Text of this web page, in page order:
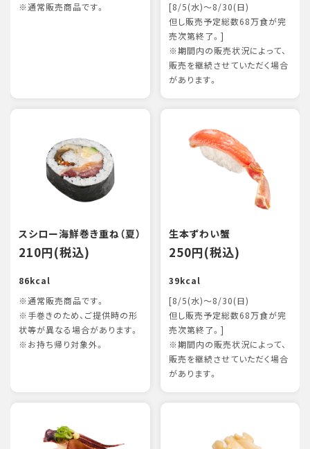
※通常販売商品です。
[8/5(水)～8/30(日)
但し販売予定総数68万食が完
売次第終了。]
※期間内の販売状況によって、
販売を継続させていただく場合
があります。
スシロー海鮮巻き重ね（夏）
210円(税込)
86kcal
※通常販売商品です。
※手巻きのため、ご提供時の形
状等が異なる場合があります。
※お持ち帰り対象外。
生本ずわい蟹
250円(税込)
39kcal
[8/5(水)～8/30(日)
但し販売予定総数68万食が完
売次第終了。]
※期間内の販売状況によって、
販売を継続させていただく場合
があります。